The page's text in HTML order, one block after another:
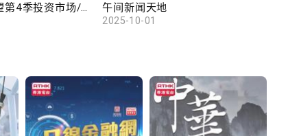
午间新闻天地
2025-10-01